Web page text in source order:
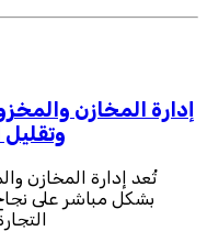
إدارة المخازن
وتقليل
تُعد إدارة المخازن
بشكل مباشر على